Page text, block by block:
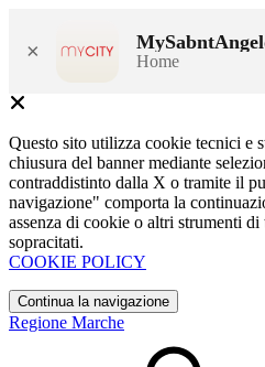
× Home
Questo sito utilizza cookie tecnici e
chiusura del banner mediante
contraddistinto dalla X o tramite il
navigazione" comporta la
assenza di cookie o altri strumenti
sopracitati.
COOKIE POLICY
Continua la navigazione
Regione Marche